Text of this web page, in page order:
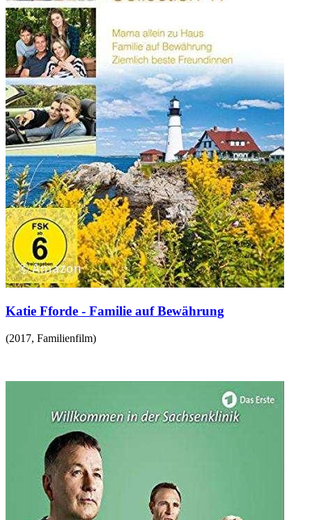
Katie Fforde - Familie auf Bewährung
(2017, Familienfilm)